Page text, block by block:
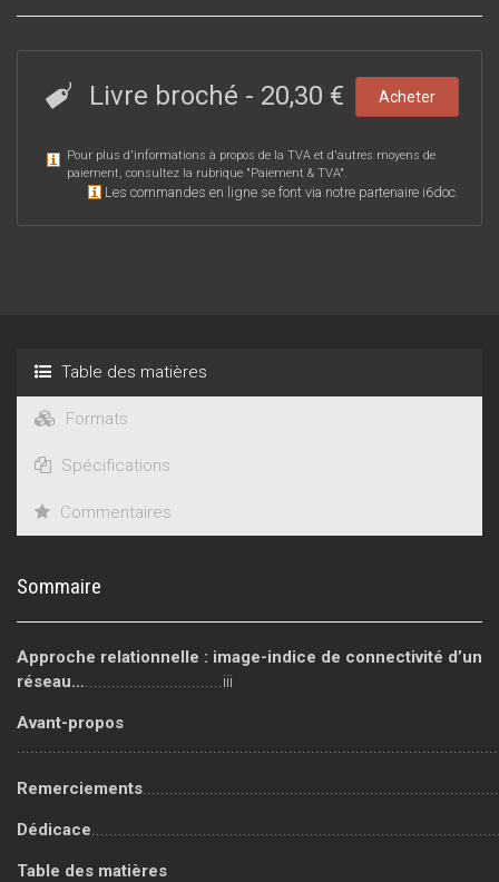
et l’implication des acteurs
Livre broché - 20,30 € Acheter
Pour plus d'informations à propos de la TVA et d'autres moyens de
paiement, consultez la rubrique "Paiement & TVA".
Les commandes en ligne se font via notre partenaire i6doc.
Table des matières
Formats
Spécifications
Commentaires
Sommaire
Approche relationnelle : image-indice de connectivité d’un
réseau… ...............................iii
Avant-propos
Remerciements
Dédicace
Table des matières